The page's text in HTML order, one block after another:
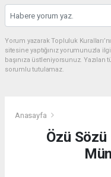
Yorum yazarak Topluluk
sitesine yaptığınız yorumunuzla
başınıza üstleniyorsunuz.
sorumlu tutulamaz.
Anasayfa
Özü